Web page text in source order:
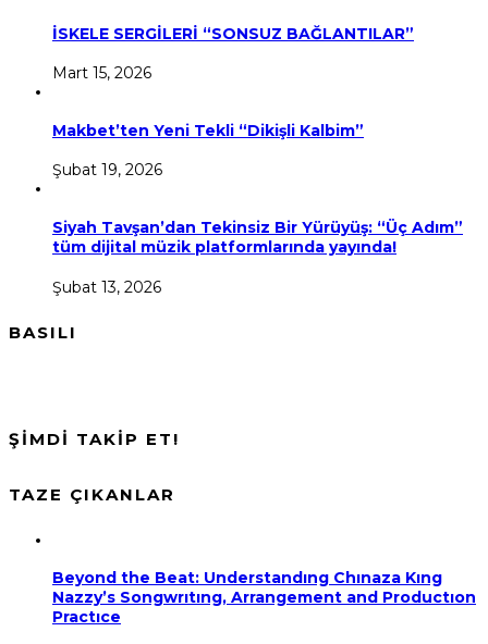
İSKELE SERGİLERİ “SONSUZ BAĞLANTILAR”
Mart 15, 2026
Makbet’ten Yeni Tekli “Dikişli Kalbim”
Şubat 19, 2026
Siyah Tavşan’dan Tekinsiz Bir Yürüyüş: “Üç Adım”
tüm dijital müzik platformlarında yayında!
Şubat 13, 2026
BASILI
ŞİMDİ TAKİP ET!
TAZE ÇIKANLAR
Beyond the Beat: Understandıng Chınaza Kıng
Nazzy’s Songwrıtıng, Arrangement and Productıon
Practıce